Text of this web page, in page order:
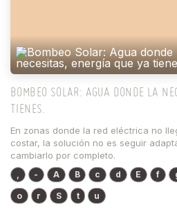
BOMBEO SOLAR: AGUA DONDE LA
TIENES.
En zonas donde la red eléctrica no
costar, la solución no es seguir
cambiarlo por completo.
, - A B c d E f
o r S t u